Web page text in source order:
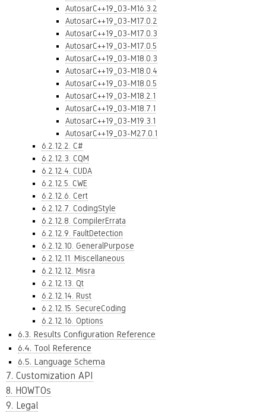
AutosarC++19_03-M16.3.2
AutosarC++19_03-M17.0.2
AutosarC++19_03-M17.0.3
AutosarC++19_03-M17.0.5
AutosarC++19_03-M18.0.3
AutosarC++19_03-M18.0.4
AutosarC++19_03-M18.0.5
AutosarC++19_03-M18.2.1
AutosarC++19_03-M18.7.1
AutosarC++19_03-M19.3.1
AutosarC++19_03-M27.0.1
6.2.12.2. C#
6.2.12.3. CQM
6.2.12.4. CUDA
6.2.12.5. CWE
6.2.12.6. Cert
6.2.12.7. CodingStyle
6.2.12.8. CompilerErrata
6.2.12.9. FaultDetection
6.2.12.10. GeneralPurpose
6.2.12.11. Miscellaneous
6.2.12.12. Misra
6.2.12.13. Qt
6.2.12.14. Rust
6.2.12.15. SecureCoding
6.2.12.16. Options
6.3. Results Configuration Reference
6.4. Tool Reference
6.5. Language Schema
7. Customization API
8. HOWTOs
9. Legal